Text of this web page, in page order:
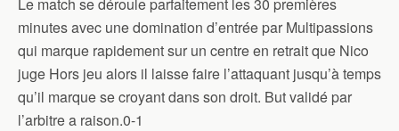
minutes avec une domination d’entrée par Multipassions
qui marque rapidement sur un centre en retrait que Nico
juge Hors jeu alors il laisse faire l’attaquant jusqu’à temps
qu’il marque se croyant dans son droit. But validé par
l’arbitre a raison.0-1